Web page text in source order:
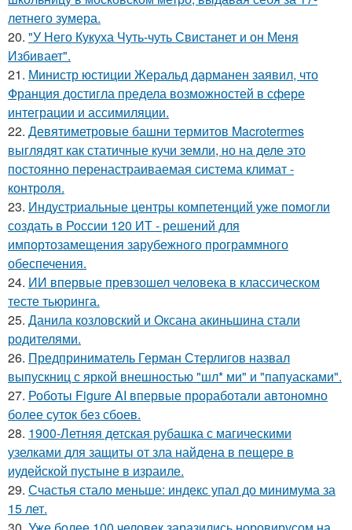
летнего зумера.
20. "У Него Кукуха Чуть-чуть Свистанет и он Меня
Избивает".
21. Министр юстиции Жеральд дарманен заявил, что
Франция достигла предела возможностей в сфере
интеграции и ассимиляции.
22. Девятиметровые башни термитов Macrotermes
выглядят как статичные кучи земли, но на деле это
постоянно перенастраиваемая система климат -
контроля.
23. Индустриальные центры компетенций уже помогли
создать в России 120 ИТ - решений для
импортозамещения зарубежного программного
обеспечения.
24. ИИ впервые превзошел человека в классическом
тесте тьюринга.
25. Данила козловский и Оксана акиньшина стали
родителями.
26. Предприниматель Герман Стерлигов назвал
выпускниц с яркой внешностью "шл* ми" и "папуасками".
27. Роботы Figure AI впервые проработали автономно
более суток без сбоев.
28. 1900-Летняя детская рубашка с магическими
узелками для защиты от зла найдена в пещере в
иудейской пустыне в израиле.
29. Счастья стало меньше: индекс упал до минимума за
15 лет.